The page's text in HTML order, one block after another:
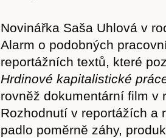
Novinářka Saša Uhlová v
Alarm o podobných
reportážních textů, které
Hrdinové kapitalistické
rovněž dokumentární film v
Rozhodnutí v reportážích a
padlo poměrně záhy,